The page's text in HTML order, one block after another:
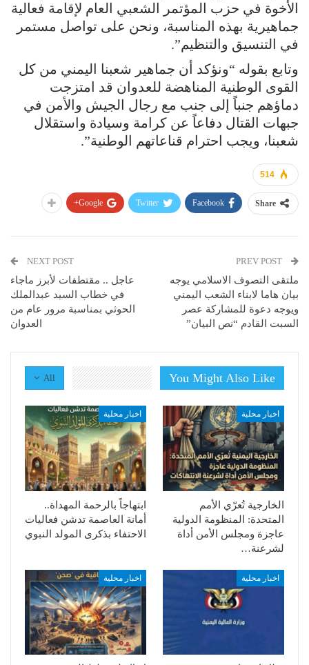
الأخوة في حزب المؤتمر الشعبي العام لإقامة فعالية
جماهيرية بهذه المناسبة، ونحن على تواصل مستمر
في التنسيق والتنظيم”.
وتابع بقوله “ونؤكد أن جماهير شعبنا اليمني من كل
القوى الوطنية المناهضة للعدوان قد امتزجت
دماؤهم جنباً إلى جنب مع رجال الجيش والأمن في
جبهات القتال دفاعاً عن كرامة وسيادة واستقلال
شعبنا، ويجب احترام قناعاتهم الوطنية”.
514
Share
Facebook
Twitter
Google+
ملتقى التصوف الاسلامي يوجه
بيان هاما لابناء الشعب اليمني
ويوجه دعوة للمشاركة عصر
السبت القادم “نص البيان”
NEXT POST
عاجل .. مقتطفات لأبرز ماجاء
في خطاب السيد عبدالملك
الحوثي بمناسبة مرور عام من
العدوان
All You Might Also Like
اخبار محلية
الخارجية تُعرّي الأمم
المتحدة: المنظومة الدولية
عاجزة ومجلس الأمن أداة
لشرعنة…
اخبار محلية
ابتهاجاً بالرحمة المهداة..
أمانة العاصمة تدشن فعاليات
الاحتفاء بذكرى المولد النبوي
اخبار محلية اخبار محلية